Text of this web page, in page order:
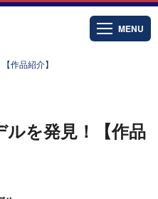
MENU
作品紹介】
を発見！【作品